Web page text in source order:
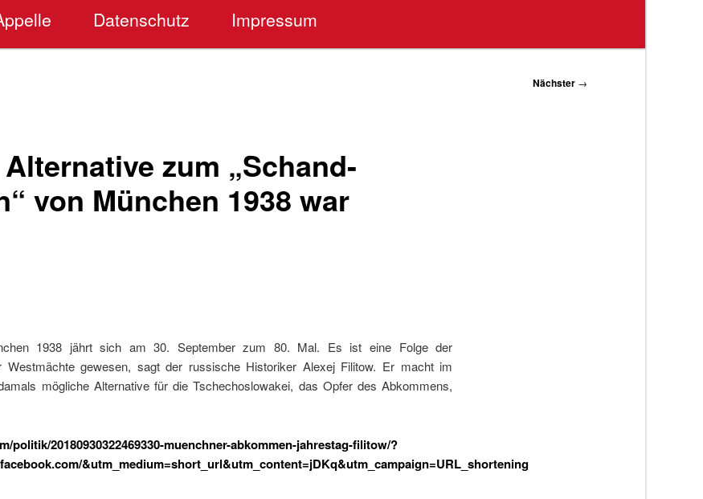
Datenschutz Impressum
Nächster →
zum „Schand-
von München 1938 war
1938 jährt sich am 30. September zum 80. Mal. Es ist eine Folge der
Westmächte gewesen, sagt der russische Historiker Alexej Filitow. Er macht im
mögliche Alternative für die Tschechoslowakei, das Opfer des Abkommens,
politik/20180930322469330-muenchner-abkommen-jahrestag-filitow/?
&utm_medium=short_url&utm_content=jDKq&utm_campaign=URL_shortening